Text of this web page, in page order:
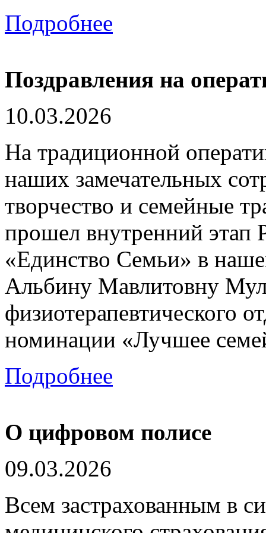
Подробнее
Поздравления на
10.03.2026
На традиционной
наших замечательных
творчество и семейные
прошел внутренний этап
«Единство Семьи» в
Альбину Мавлитовну
физиотерапевтического
номинации «Лучшее
Подробнее
О цифровом полисе
09.03.2026
Всем застрахованным в